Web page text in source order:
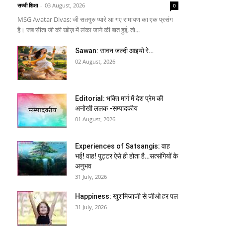
सच्ची शिक्षा - 03 August, 2026 0
MSG Avatar Divas: जी सतगुरु प्यारे आ गए रामायण का एक प्रसंग
है। जब सीता जी की खोज़ में लंका जाने की बात हुई, तो...
Sawan: सावन जल्दी आइयो रे…
02 August, 2026
Editorial: भक्ति मार्ग में देश प्रेम की
अनोखी ललक -सम्पादकीय
01 August, 2026
Experiences of Satsangis: वाह
भई! वाह! पुट्टर ऐसे ही होता है…सत्संगियों के
अनुभव
31 July, 2026
Happiness: खुशमिजाजी से जीओ हर पल
31 July, 2026